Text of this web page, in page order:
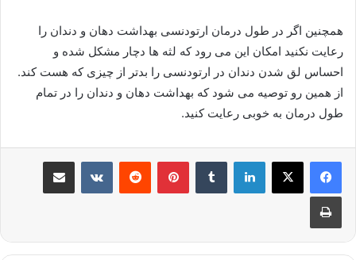
همچنین اگر در طول درمان ارتودنسی بهداشت دهان و دندان را
رعایت نکنید امکان این می رود که لثه ها دچار مشکل شده و
احساس لق شدن دندان در ارتودنسی را بدتر از چیزی که هست کند.
از همین رو توصیه می شود که بهداشت دهان و دندان را در تمام
طول درمان به خوبی رعایت کنید.
لینکدین ‫تامبلر پینترست‫رددیت ‫VKontakteاشتراک گذاری از طریق ایمیل
چاپ